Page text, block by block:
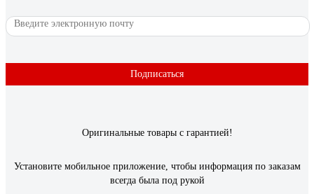
Подписаться
Оригинальные товары с гарантией!
Установите мобильное приложение, чтобы информация по заказам
всегда была под рукой